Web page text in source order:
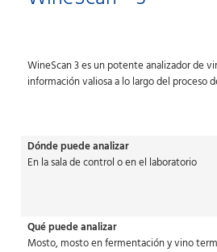
WineScan 3 es un potente analizador de
información valiosa a lo largo del proceso
Dónde puede analizar
En la sala de control o en el laboratorio
Qué puede analizar
Mosto, mosto en fermentación y vino